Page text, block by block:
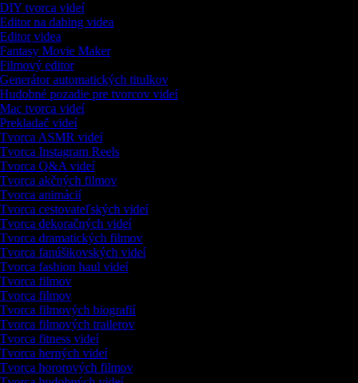
tvorca videí
na dabing videa
videa
Movie Maker
editor
automatických titulkov
pozadie pre tvorcov videí
tvorca videí
videí
ASMR videí
Instagram Reels
Q&A videí
akčných filmov
animácií
cestovateľských videí
dekoračných videí
dramatických filmov
fanúšikovských videí
fashion haul videí
filmov
filmov
filmových biografií
filmových trailerov
fitness videí
herných videí
hororových filmov